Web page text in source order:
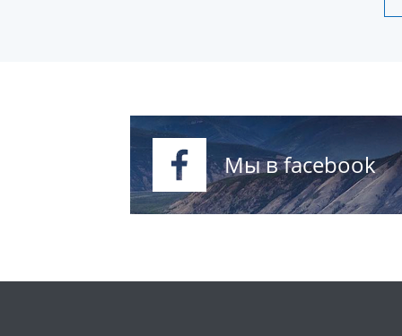
Мы в facebook